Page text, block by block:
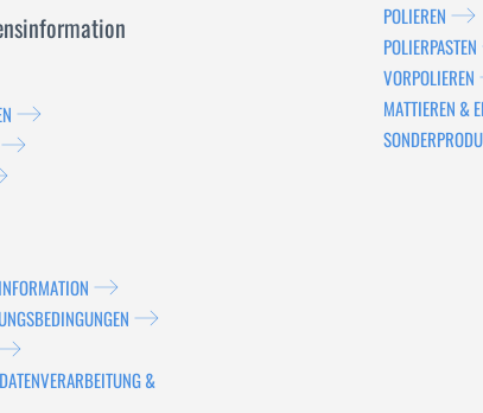
&
POLIEREN
POLIERPASTEN
VORPOLIEREN
MATTIEREN &